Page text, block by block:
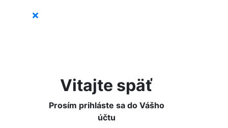
Vitajte späť
Prosím prihláste sa do Vášho
účtu